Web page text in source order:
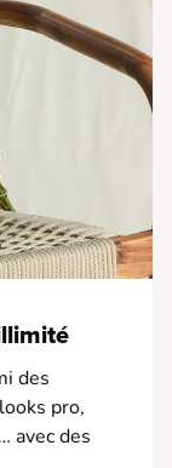
des
pro,
avec des